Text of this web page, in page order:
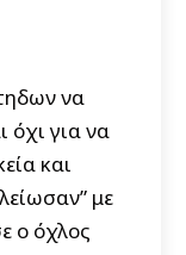
να
για να
και
με
ο όχλος